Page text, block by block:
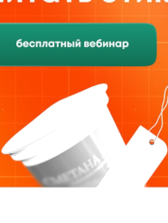
и каждая по
и минералов.
ресторанов